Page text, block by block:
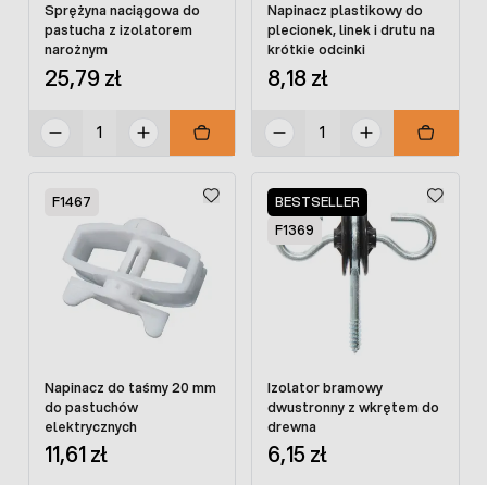
Sprężyna naciągowa do
pastucha z izolatorem
narożnym
25,79 zł
Napinacz plastikowy do
plecionek, linek i drutu na
krótkie odcinki
8,18 zł
F1467
Napinacz do taśmy 20 mm
do pastuchów
elektrycznych
11,61 zł
BESTSELLER
F1369
Izolator bramowy
dwustronny z wkrętem do
drewna
6,15 zł